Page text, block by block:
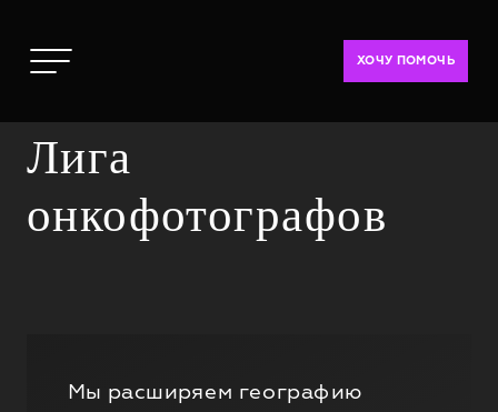
ХОЧУ ПОМОЧЬ
Лига
онкофотографов
Мы расширяем географию